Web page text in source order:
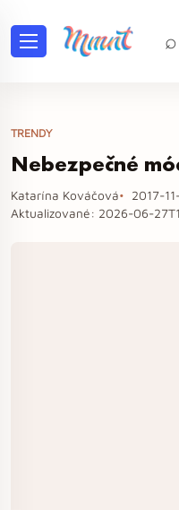
⌕
TRENDY
Nebezpečné
Katarína Kováčová
2017-
Aktualizované: 2026-06-